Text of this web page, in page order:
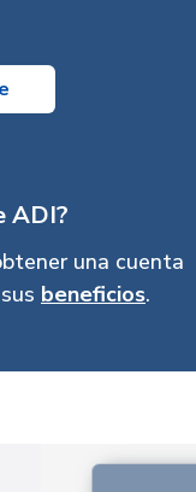
ADI?
una cuenta
beneficios.